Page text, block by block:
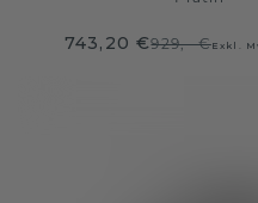
743,20 €929,- €Exkl.